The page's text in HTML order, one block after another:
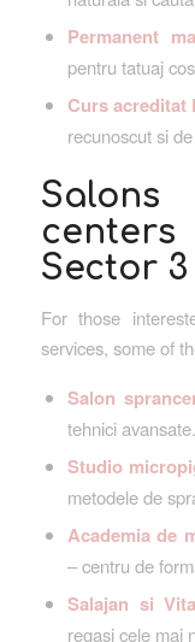
Permanent
pentru tatuaj
Curs acreditat
recunoscut si
centers
Sector 3
For those
services, some of
Salon
tehnici avansate.
Studio
metodele de
Academia de
– centru de
Salajan si
regasi cele mai